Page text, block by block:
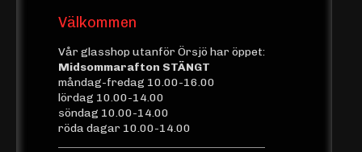
Välkommen
Vår glasshop utanför Örsjö har öppet:
Midsommarafton STÄNGT
måndag-fredag 10.00-16.00
lördag 10.00-14.00
söndag 10.00-14.00
röda dagar 10.00-14.00